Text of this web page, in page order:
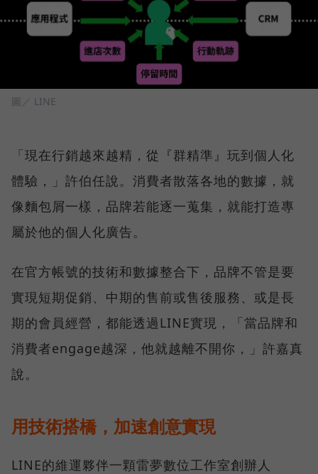
圖／ LINE
「現在行銷越來越精，從『群精準』玩到個人化
體驗，」許伯任說。消費者散落各地的數據，就
像麵包屑一樣，品牌若能逐一蒐集，就能打造專
屬於他的個人化廣告。
在官方帳號的技術和數據整合下，品牌不管是要
實現短期促銷、中期的售前或售後服務、或是長
期的會員經營，都能透過LINE實現，「當品牌和
消費者engage越深，他就越離不開你，」許嘉真
說。
用技術搭橋，加速創意實現
LINE的維運夥伴一顆雷夢數位工作室創辦人